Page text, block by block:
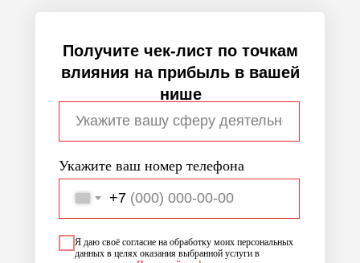
Укажите ваш номер телефона
+7
Я даю своё согласие на обработку моих персональных
данных в целях оказания выбранной услуги в
Получите чек-лист по точкам
влияния на прибыль в вашей
нише